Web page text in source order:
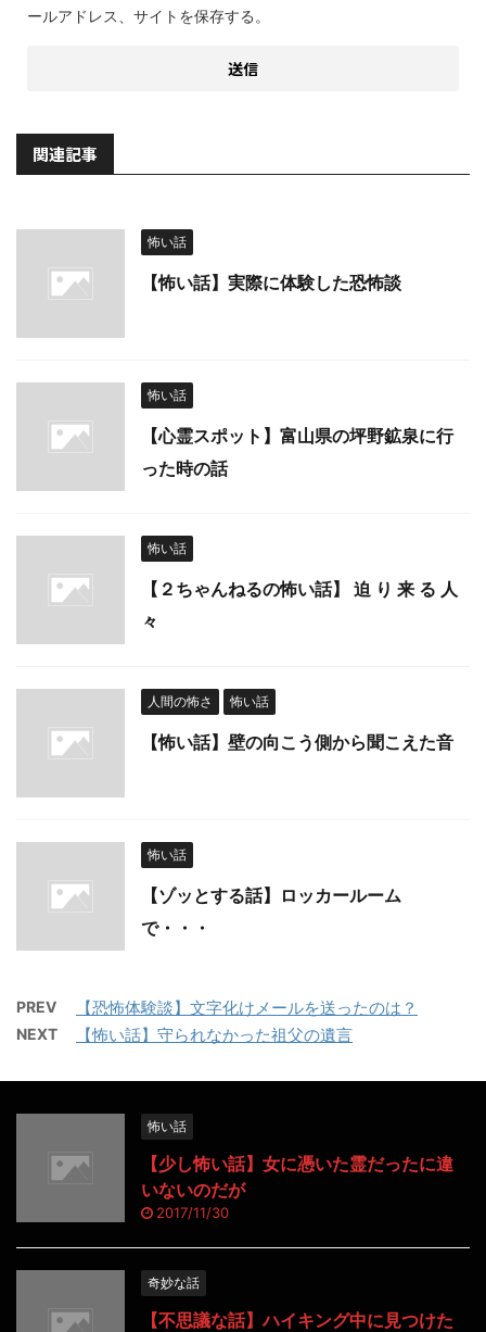
ールアドレス、サイトを保存する。
関連記事
怖い話
【怖い話】実際に体験した恐怖談
怖い話
【心霊スポット】富山県の坪野鉱泉に行
った時の話
怖い話
【２ちゃんねるの怖い話】 迫 り 来 る 人
々
人間の怖さ 怖い話
【怖い話】壁の向こう側から聞こえた音
怖い話
【ゾッとする話】ロッカールーム
で・・・
PREV 【恐怖体験談】文字化けメールを送ったのは？
NEXT 【怖い話】守られなかった祖父の遺言
怖い話
【少し怖い話】女に憑いた霊だったに違
いないのだが
2017/11/30
奇妙な話
【不思議な話】ハイキング中に見つけた